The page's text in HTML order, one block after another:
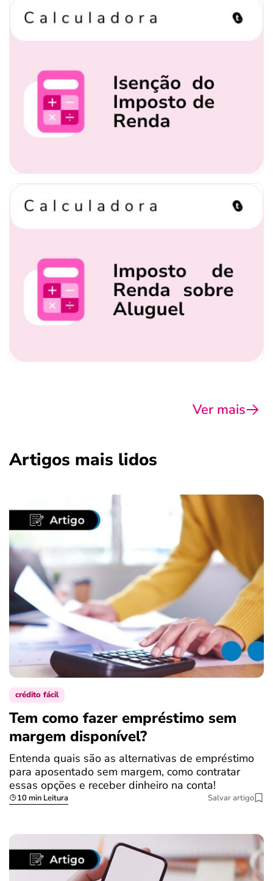
Ver mais
Artigos mais lidos
crédito fácil
Tem como fazer empréstimo sem
margem disponível?
Entenda quais são as alternativas de empréstimo
para aposentado sem margem, como contratar
essas opções e receber dinheiro na conta!
10 min Leitura Salvar artigo